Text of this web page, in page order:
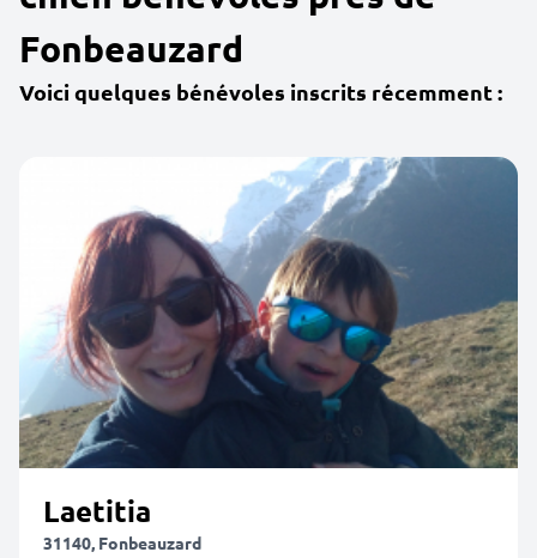
Fonbeauzard
Voici quelques bénévoles inscrits récemment :
Laetitia
31140, Fonbeauzard